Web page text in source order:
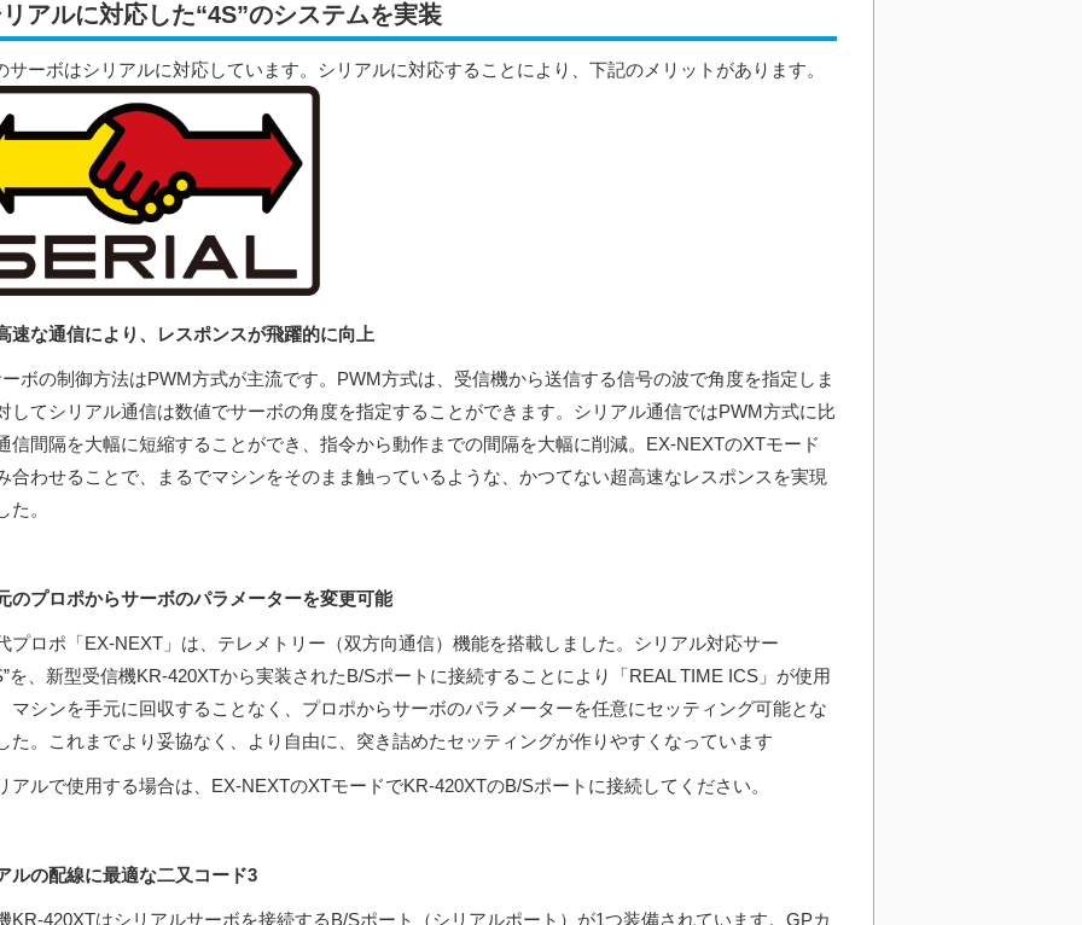
アルに対応した“4S”のシステムを実装
サーボはシリアルに対応しています。シリアルに対応することにより、下記のメリットがあります。
速な通信により、レスポンスが飛躍的に向上
ボの制御方法はPWM方式が主流です。PWM方式は、受信機から送信する信号の波で角度を指定しま
してシリアル通信は数値でサーボの角度を指定することができます。シリアル通信ではPWM方式に比
信間隔を大幅に短縮することができ、指令から動作までの間隔を大幅に削減。EX-NEXTのXTモード
合わせることで、まるでマシンをそのまま触っているような、かつてない超高速なレスポンスを実現
た。
のプロポからサーボのパラメーターを変更可能
プロポ「EX-NEXT」は、テレメトリー（双方向通信）機能を搭載しました。シリアル対応サー
を、新型受信機KR-420XTから実装されたB/Sポートに接続することにより「REAL TIME ICS」が使用
マシンを手元に回収することなく、プロポからサーボのパラメーターを任意にセッティング可能とな
た。これまでより妥協なく、より自由に、突き詰めたセッティングが作りやすくなっています
ルで使用する場合は、EX-NEXTのXTモードでKR-420XTのB/Sポートに接続してください。
ルの配線に最適な二又コード3
KR-420XTはシリアルサーボを接続するB/Sポート（シリアルポート）が1つ装備されています。GPカ